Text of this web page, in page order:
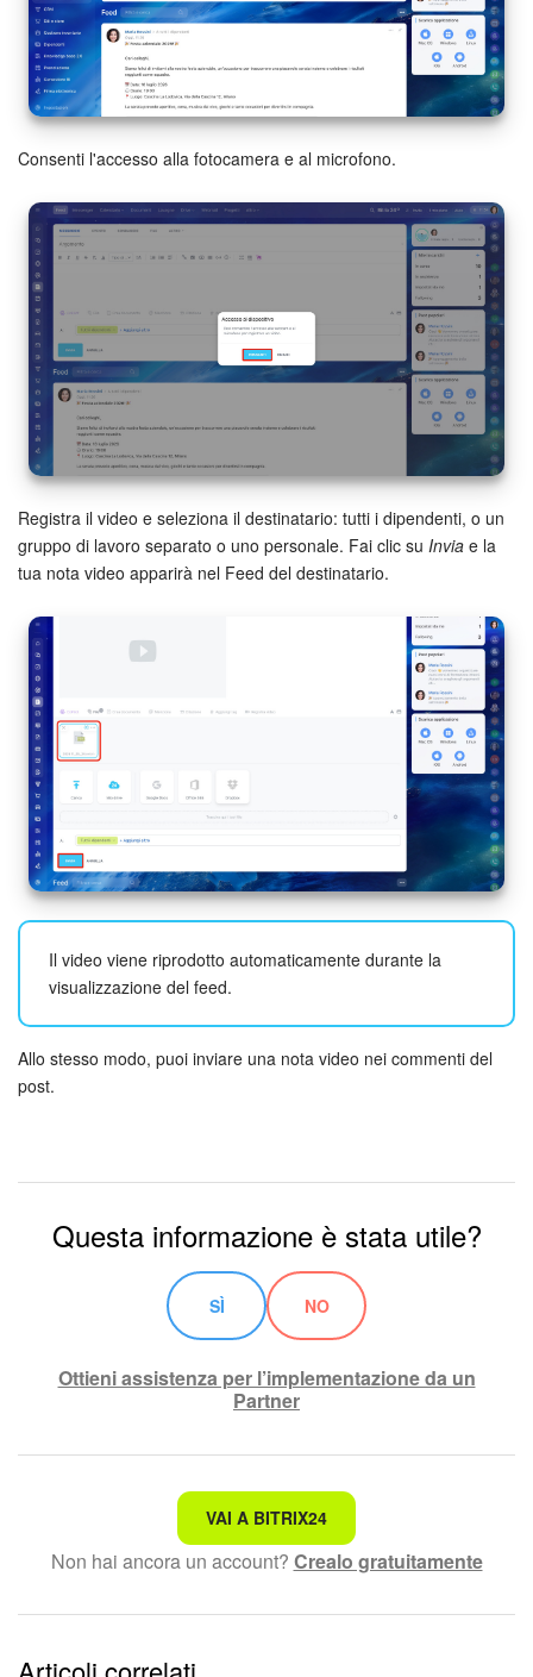
Bitrix24 Drive
Webmail
Gruppi di lavoro
Incarichi e progetti
Progetti IA
CRM
Prenotazione online
Contact Center
Sales Center
Analisi CRM
Bitrix24 Market
Siti e store
Online store
Dipendenti
Knowledge base
Firma elettronica
Automazione
Marketing
Gestione inventario
Bitrix24 On-Premise
Consenti l'accesso alla fotocamera e al microfono.
Registra il video e seleziona il destinatario: tutti i dipendenti, o un
gruppo di lavoro separato o uno personale. Fai clic su Invia e la
tua nota video apparirà nel Feed del destinatario.
Il video viene riprodotto automaticamente durante la
visualizzazione del feed.
Allo stesso modo, puoi inviare una nota video nei commenti del
post.
Questa informazione è stata utile?
SÌ NO
Ottieni assistenza per l’implementazione da un
Partner
Non è quello che sto cercando.
Testo complesso e incomprensibile
Le informazioni sono obsolete.
Troppo breve, ho bisogno di maggiori informazioni.
VAI A BITRIX24
Non hai ancora un account? Crealo gratuitamente